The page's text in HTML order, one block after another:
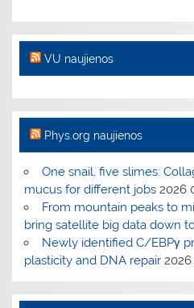
VU naujienos
Phys.org naujienos
One snail, five slimes:
mucus for different jobs 2026
From mountain peaks to
bring satellite big data down
Newly identified C/EBPγ
plasticity and DNA repair